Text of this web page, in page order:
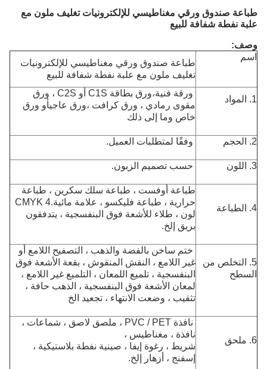
طباعة صندوق ورقي مغناطيسي للإلكترونيات تغليف ملون مع
علبة نفطة شفافة للبيع
وصف:
اسم
طباعة صندوق ورقي مغناطيسي للإلكترونيات
تغليف ملون مع علبة نفطة شفافة للبيع
1. المواد
ورقة فنية،
ورق بطاقة C1S أو C2S ، ورق
مقوى رمادي ، ورق كرافت ، ورق عاجيأو ورق
خاص وما إلى ذلك
2. الحجم وفقًا لمتطلبات العميل.
3. اللون حسب تصميم الزبون.
4. الطباعة
طباعة أوفست ، طباعة سلك سكرين ، طباعة
حرارية ، طباعة فليكسو ، علامة مائية.CMYK 4
لون ، طلاء للأشعة فوق البنفسجية ، يتدفقون
بريق إلخ.
5. التخلص من
السطح
ختم ساخن بالفضة والذهب ، التصفيح اللامع أو
غير اللامع ، النقش المنقوش ، بقعة الأشعة فوق
البنفسجية ، تلميع اللمعان ، التلميع غير اللامع ،
لمعان الأشعة فوق البنفسجية ، الذهب حافة ،
تثقيب ، وضعت الانتهاء ، تجعيد الخ
6. ملحق
نافذة PVC / PET ، ملصق لاصق ، شماعات ،
نافذة ، مغناطيس ،
شريط ، رغوة إيفا ، صينية نفطة بلاستيكية ،
إسفنج ، أزهار إلخ.